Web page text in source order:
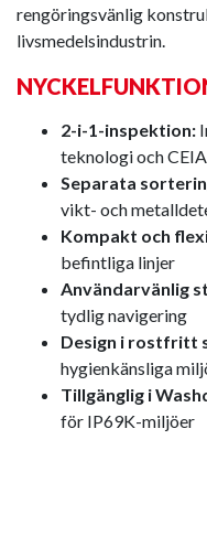
rengöringsvänlig
livsmedelsindustrin.
2-i-1-inspektion:
teknologi och
Separata
vikt- och
Kompakt och
befintliga linjer
Användarvänlig
tydlig navigering
Design i rostfritt
hygienkänsliga
Tillgänglig i
för IP69K-miljöer